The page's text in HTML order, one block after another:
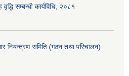
सम्बन्धी कार्यविधि, २०८१
नियन्त्रण समिति (गठन तथा परिचालन)